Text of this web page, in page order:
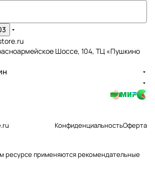
Шоссе, 104, ТЦ «Пушкино
КонфиденциальностьОферта
ресурсе применяютсярекомендательные